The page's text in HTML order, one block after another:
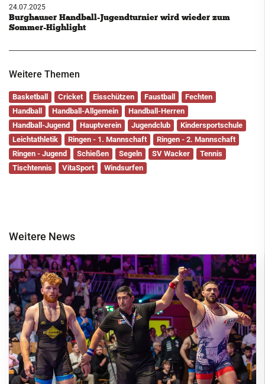
24.07.2025
Burghauser Handball-Jugendturnier wird wieder zum
Sommer-Highlight
Weitere Themen
Basketball Cricket Eisschützen Faustball
Fechten
Handball
Handball-Allgemein
Handball-Herren
Handball-Jugend
Hauptverein Jugendclub
Kindersportschule
Leichtathletik
Ringen - 1. Mannschaft
Ringen - 2. Mannschaft
Ringen - Jugend
Schießen Segeln SV Wacker
Tennis
Tischtennis
VitaSport Windsurfen
Weitere News